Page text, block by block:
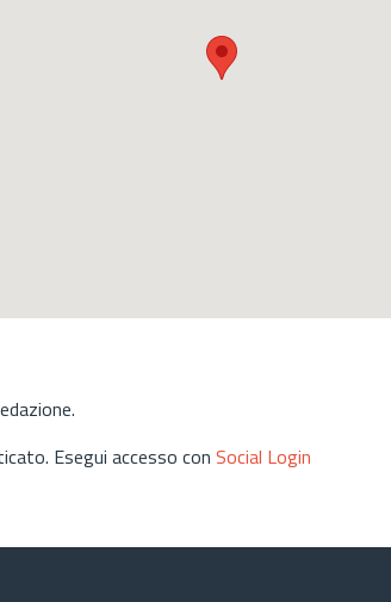
Esegui accesso con Social Login